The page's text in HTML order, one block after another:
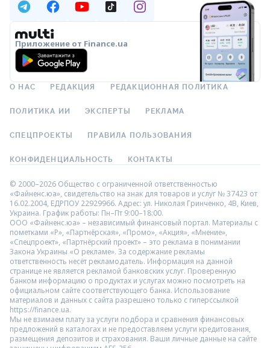
Приложение от Finance.ua
О НАС РЕДАКЦИЯ РЕДАКЦИОННАЯ ПОЛИТИКА
ПОЛИТИКА ИИ ЭКСПЕРТЫ РЕКЛАМА
СПЕЦПРОЕКТЫ ПРАВИЛА ПОЛЬЗОВАНИЯ
КОНФИДЕНЦИАЛЬНОСТЬ КОНТАКТЫ
© 2000–2026 Общество с ограниченной ответственностью
«Файненс.юа», свидетельство на знак для товаров и услуг № 37423 от
16.02.2004, ЕДРПОУ 22929966. Адрес: ул. Николая Гринченко, 4В, Киев,
Украина. График работы: Пн–Пт 9:00–18:00.
ООО «Файненс.юа» – независимый финансовый портал. Материалы с
пометками «Р», «Партнёрская», «Промо», «Акция», «Мнение»,
«Спецпроект», «Партнёрский проект» – это реклама в понимании
Закона Украины «О рекламе». За содержание рекламы
ответственность несёт рекламодатель. Информация на данной
странице не является рекламой банковских услуг. Проверенную
банком информацию о продуктах и услугах можно посмотреть на
официальном сайте соответствующего банка. Использование
материалов и данных с сайта разрешено только с гиперссылкой
https://finance.ua.
Мы не взимаем плату за услуги подбора и сравнения финансовых
предложений в каталогах и не предоставляем услуги кредитования,
размещения депозитов и страхования. Ваши личные данные на сайте